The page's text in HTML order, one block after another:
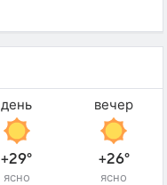
день
+29°
ясно
вечер
+26°
ясно